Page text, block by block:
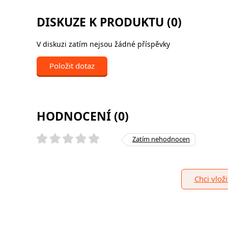
DISKUZE K PRODUKTU (0)
V diskuzi zatím nejsou žádné příspěvky
Položit dotaz
HODNOCENÍ (0)
Zatím nehodnocen
Chci